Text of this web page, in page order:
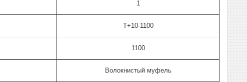
1
T+10-1100
1100
Волокнистый муфель